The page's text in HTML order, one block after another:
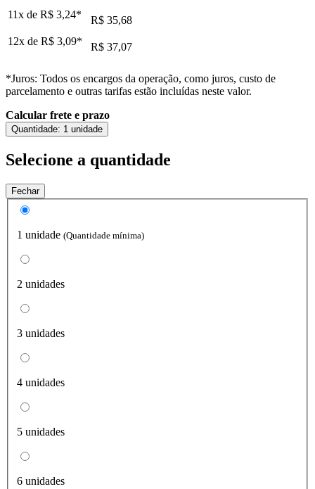
11x de R$ 3,24*
R$ 35,68
12x de R$ 3,09* R$ 37,07
*Juros: Todos os encargos da operação, como juros, custo de
parcelamento e outras tarifas estão incluídas neste valor.
Calcular frete e prazo
Quantidade: 1 unidade
Selecione a quantidade
Fechar
1 unidade (Quantidade mínima)
2 unidades
3 unidades
4 unidades
5 unidades
6 unidades